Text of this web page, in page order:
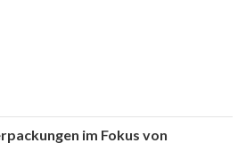
im Fokus von